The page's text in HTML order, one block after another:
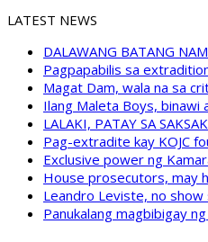
LATEST NEWS
DALAWANG BATANG
Pagpapabilis sa
Magat Dam, wala na sa
Ilang Maleta Boys, binawi
LALAKI, PATAY SA
Pag-extradite kay KOJC
Exclusive power ng
House prosecutors, may
Leandro Leviste, no show
Panukalang magbibigay